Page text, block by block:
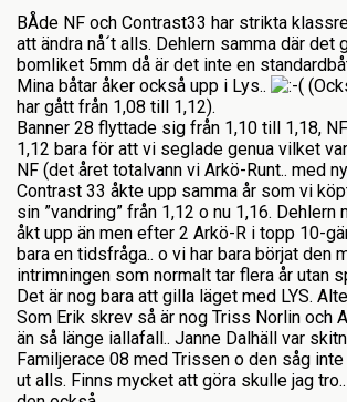
BÅde NF och Contrast33 har strikta
att ändra nå´t alls. Dehlern samma där det
bomliket 5mm då är det inte en
Mina båtar åker också upp i Lys..
har gått från 1,08 till 1,12).
Banner 28 flyttade sig från 1,10 till 1,18,
1,12 bara för att vi seglade genua vilket
NF (det året totalvann vi Arkö-Runt.. med
Contrast 33 åkte upp samma år som vi
sin ”vandring” från 1,12 o nu 1,16. Dehlern
åkt upp än men efter 2 Arkö-R i topp 10-
bara en tidsfråga.. o vi har bara börjat den
intrimningen som normalt tar flera år utan
Det är nog bara att gilla läget med LYS.
Som Erik skrev så är nog Triss Norlin och
än så länge iallafall.. Janne Dalhäll var
Familjerace 08 med Trissen o den såg
ut alls. Finns mycket att göra skulle jag